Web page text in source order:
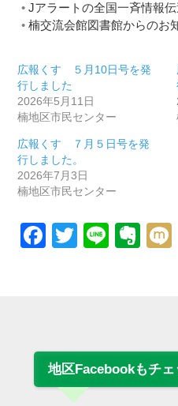
Jアラートの全国一斉情報
楠交流会館図書館からのお
広報くす ５月10日号を発
行しました
2026年5月11日
楠地区市民センター
広報くす ７月５日号を発
行しました。
2026年7月3日
楠地区市民センター
Facebook
Twitter
Line
地区Facebookもチェ